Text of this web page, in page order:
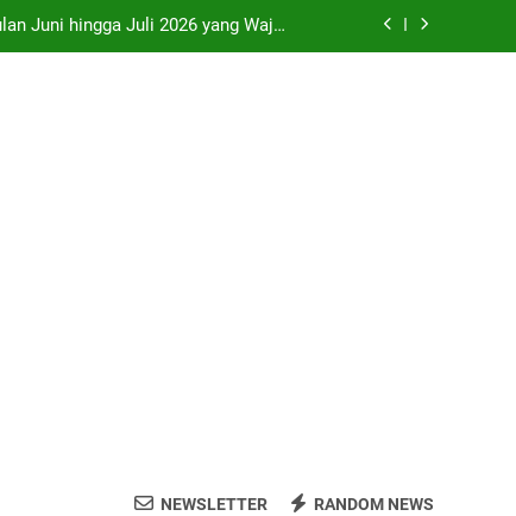
Juni hingga Juli 2026 yang Wajib
NEWSLETTER RANDOM NEWS